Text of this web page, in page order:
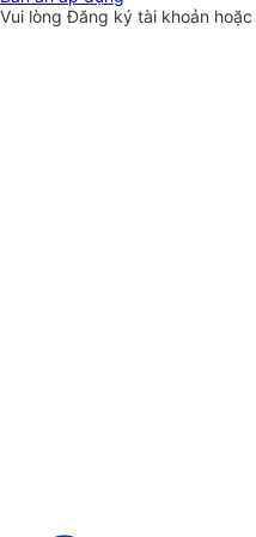
Vui lòngĐăng ký tài khoản hoặc